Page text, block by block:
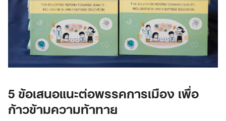
5 ข้อเสนอแนะต่อพรรคการเมือง เพื่อ
ก้าวข้ามความท้าทาย